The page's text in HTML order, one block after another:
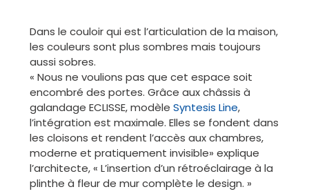
Dans le couloir qui est l’articulation de la maison,
les couleurs sont plus sombres mais toujours
aussi sobres.
« Nous ne voulions pas que cet espace soit
encombré des portes. Grâce aux châssis à
galandage ECLISSE, modèle Syntesis Line,
l’intégration est maximale. Elles se fondent dans
les cloisons et rendent l’accès aux chambres,
moderne et pratiquement invisible» explique
l’architecte, « L’insertion d’un rétroéclairage à la
plinthe à fleur de mur complète le design. »